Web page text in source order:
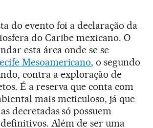
do evento foi a declaração da
do Caribe mexicano. O
esta área onde se se
Mesoamericano, o segundo
contra a exploração de
É a reserva que conta com
mais meticuloso, já que
decretadas só possuem
Além de ser uma